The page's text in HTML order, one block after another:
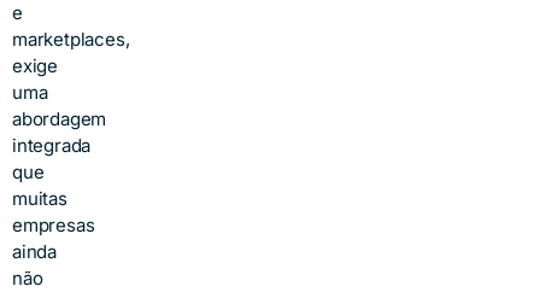
e
marketplaces,
exige
uma
abordagem
integrada
que
muitas
empresas
ainda
não